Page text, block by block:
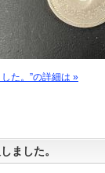
た。”の詳細は »
ました。